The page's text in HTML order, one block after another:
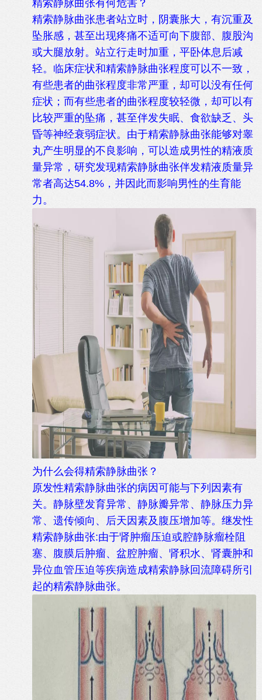
精索静脉曲张有何危害？
精索静脉曲张患者站立时，阴囊胀大，有沉重及
坠胀感，甚至出现疼痛不适可向下腹部、腹股沟
或大腿放射。站立行走时加重，平卧体息后减
轻。临床症状和精索静脉曲张程度可以不一致，
有些患者的曲张程度非常严重，却可以没有任何
症状；而有些患者的曲张程度较轻微，却可以有
比较严重的坠痛，甚至伴发失眠、食欲缺乏、头
昏等神经衰弱症状。由于精索静脉曲张能够对睾
丸产生明显的不良影响，可以造成男性的精液质
量异常，研究发现精索静脉曲张伴发精液质量异
常者高达54.8%，并因此而影响男性的生育能
力。
为什么会得精索静脉曲张？
原发性精索静脉曲张的病因可能与下列因素有
关。静脉壁发育异常、静脉瓣异常、静脉压力异
常、遗传倾向、后天因素及腹压增加等。继发性
精索静脉曲张:由于肾肿瘤压迫或腔静脉瘤栓阻
塞、腹膜后肿瘤、盆腔肿瘤、肾积水、肾囊肿和
异位血管压迫等疾病造成精索静脉回流障碍所引
起的精索静脉曲张。